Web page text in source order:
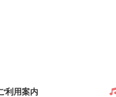
利用案内